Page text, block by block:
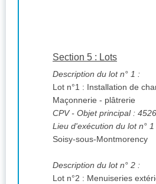
Section 5 : Lots
Description du lot n° 1 :
Lot n°1 : Installation de
Maçonnerie - plâtrerie
CPV- Objet principal :
Lieu d'exécution du lot n° 1
Soisy-sous-Montmorency
Description du lot n° 2 :
Lot n°2 : Menuiseries